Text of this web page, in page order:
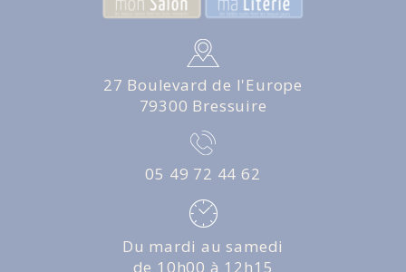
27 Boulevard de l'Europe
79300 Bressuire
05 49 72 44 62
Du mardi au samedi
de 10h00 à 12h15